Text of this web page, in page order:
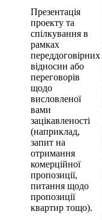
Презентація
проекту та
спілкування в
рамках
переддоговірних
відносин або
переговорів
щодо
висловленої
вами
зацікавленості
(наприклад,
запит на
отримання
комерційної
пропозиції,
питання щодо
пропозиції
квартир тощо).